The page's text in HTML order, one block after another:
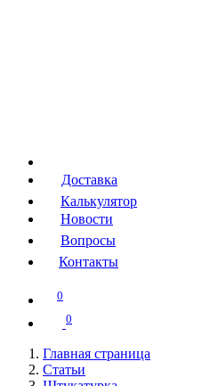
Доставка
Калькулятор
Новости
Вопросы
Контакты
0
0
Главная страница
Статьи